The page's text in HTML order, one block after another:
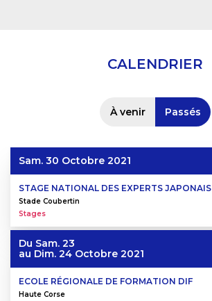
CALENDRIER
À venir Passés
Sam. 30 Octobre 2021
STAGE NATIONAL DES EXPERTS JAPONAIS
Stade Coubertin
Stages
Du Sam. 23
au Dim. 24 Octobre 2021
ECOLE RÉGIONALE DE FORMATION DIF
Haute Corse